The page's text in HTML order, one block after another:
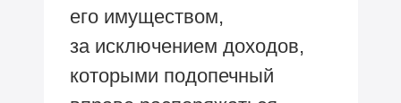
его имуществом,
за исключением доходов,
которыми подопечный